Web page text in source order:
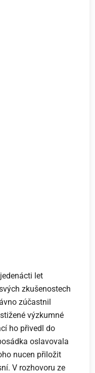
let
zkušenostech
zúčastnil
výzkumné
ho přivedl do
oslavovala
nucen přiložit
V rozhovoru ze